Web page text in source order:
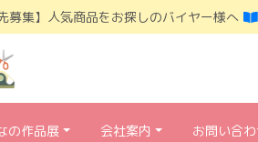
募集】人気商品をお探しのバイヤー様へ
の作品展 会社案内 お問い合